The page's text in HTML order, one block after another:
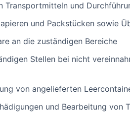
Transportmitteln und
und Packstücken sowie
an die zuständigen Bereiche
Stellen bei nicht
von angelieferten
und Bearbeitung von